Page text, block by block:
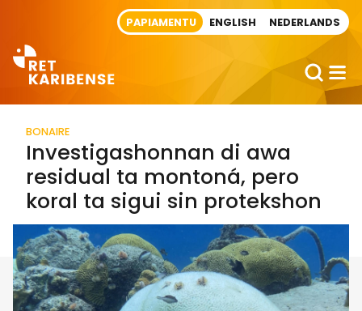
PAPIAMENTU ENGLISH NEDERLANDS
BONAIRE
Investigashonnan di awa
residual ta montoná, pero
koral ta sigui sin protekshon